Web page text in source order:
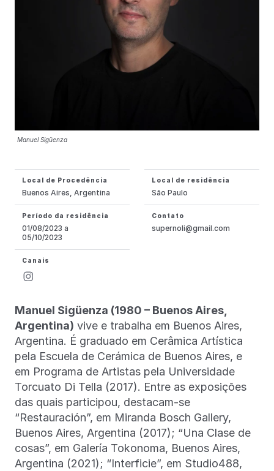
Manuel Sigüenza
Local de Procedência
Buenos Aires, Argentina
Local de residência
São Paulo
Período da residência
01/08/2023 a
05/10/2023
Contato
supernoli@gmail.com
Canais
Manuel Sigüenza (1980 – Buenos Aires,
Argentina) vive e trabalha em Buenos Aires,
Argentina. É graduado em Cerâmica Artística
pela Escuela de Cerámica de Buenos Aires, e
em Programa de Artistas pela Universidade
Torcuato Di Tella (2017). Entre as exposições
das quais participou, destacam-se
“Restauración”, em Miranda Bosch Gallery,
Buenos Aires, Argentina (2017); “Una Clase de
cosas”, em Galería Tokonoma, Buenos Aires,
Argentina (2021); “Interficie”, em Studio488,